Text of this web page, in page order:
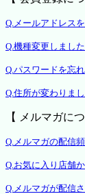
Q.メールアドレス
Q.機種変更しました
Q.パスワードを忘
Q.住所が変わりま
【 メルマガに
Q.メルマガの配信
Q.お気に入り店舗
Q.メルマガが配信さ